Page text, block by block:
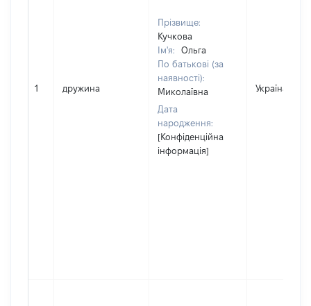
1 дружина
Прізвище:
Кучкова
Ім'я:
Ольга
По батькові (за
наявності):
Миколаївна
Дата
народження:
[Конфіденційна
інформація]
Україна